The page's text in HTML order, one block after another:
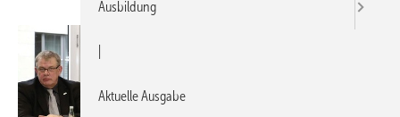
Ausbildung
Aktuelle Ausgabe